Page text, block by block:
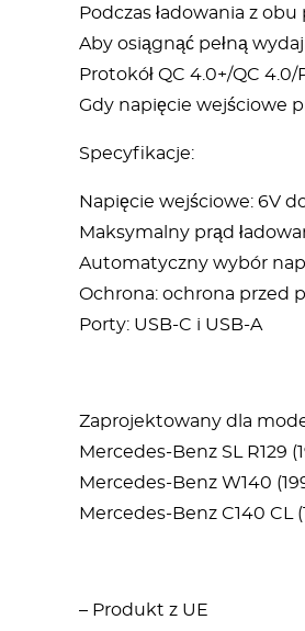
Podczas ładowania z
Aby osiągnąć pełną
Protokół QC 4.0+/QC
Gdy napięcie wejściowe
Specyfikacje:
Napięcie wejściowe: 6V
Maksymalny prąd
Automatyczny wybór
Ochrona: ochrona przed
Porty: USB-C i USB-A
Zaprojektowany dla
Mercedes-Benz SL R129
Mercedes-Benz W140
Mercedes-Benz C140 CL
– Produkt z UE